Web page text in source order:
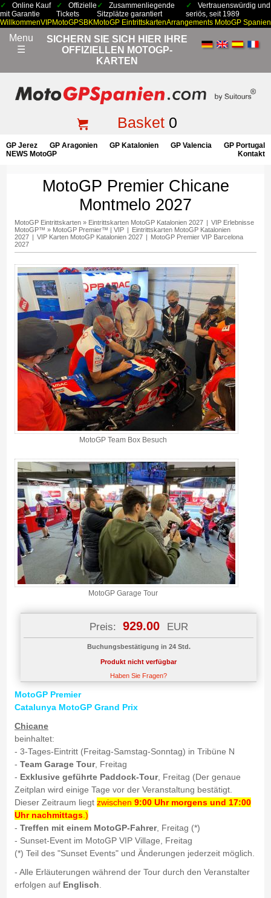
Online Kauf
mit Garantie
Offizielle
Tickets
Zusammenliegende
Sitzplätze garantiert
Vertrauenswürdig und
seriös, seit 1989
WillkommenVIPMotoGPSBKMotoGP EintrittskartenArrangements MotoGP Spanien
Menu
☰
SICHERN SIE SICH HIER IHRE
OFFIZIELLEN MOTOGP-
KARTEN
Basket0
GP Jerez GP Aragonien GP Katalonien GP Valencia
GP Portugal
NEWS MotoGP
Kontakt
MotoGP Premier Chicane
Montmelo 2027
MotoGP Eintrittskarten» Eintrittskarten MotoGP Katalonien 2027
VIP Erlebnisse
MotoGP™ » MotoGP Premier™ | VIP
Eintrittskarten MotoGP Katalonien
2027
VIP Karten MotoGP Katalonien 2027
MotoGP Premier VIP Barcelona
2027
MotoGP Team Box Besuch
MotoGP Garage Tour
Preis: 929.00 EUR
Buchungsbestätigung in 24 Std.
Produkt nicht verfügbar
Haben Sie Fragen?
MotoGP Premier
Catalunya MotoGP Grand Prix
Chicane
beinhaltet:
- 3-Tages-Eintritt (Freitag-Samstag-Sonntag) in Tribüne N
- Team Garage Tour, Freitag
- Exklusive geführte Paddock-Tour, Freitag (Der genaue
Zeitplan wird einige Tage vor der Veranstaltung bestätigt.
Dieser Zeitraum liegt zwischen 9:00 Uhr morgens und 17:00
Uhr nachmittags.)
- Treffen mit einem MotoGP-Fahrer, Freitag (*)
- Sunset-Event im MotoGP VIP Village, Freitag
(*) Teil des "Sunset Events" und Änderungen jederzeit möglich.
- Alle Erläuterungen während der Tour durch den Veranstalter
erfolgen auf Englisch.